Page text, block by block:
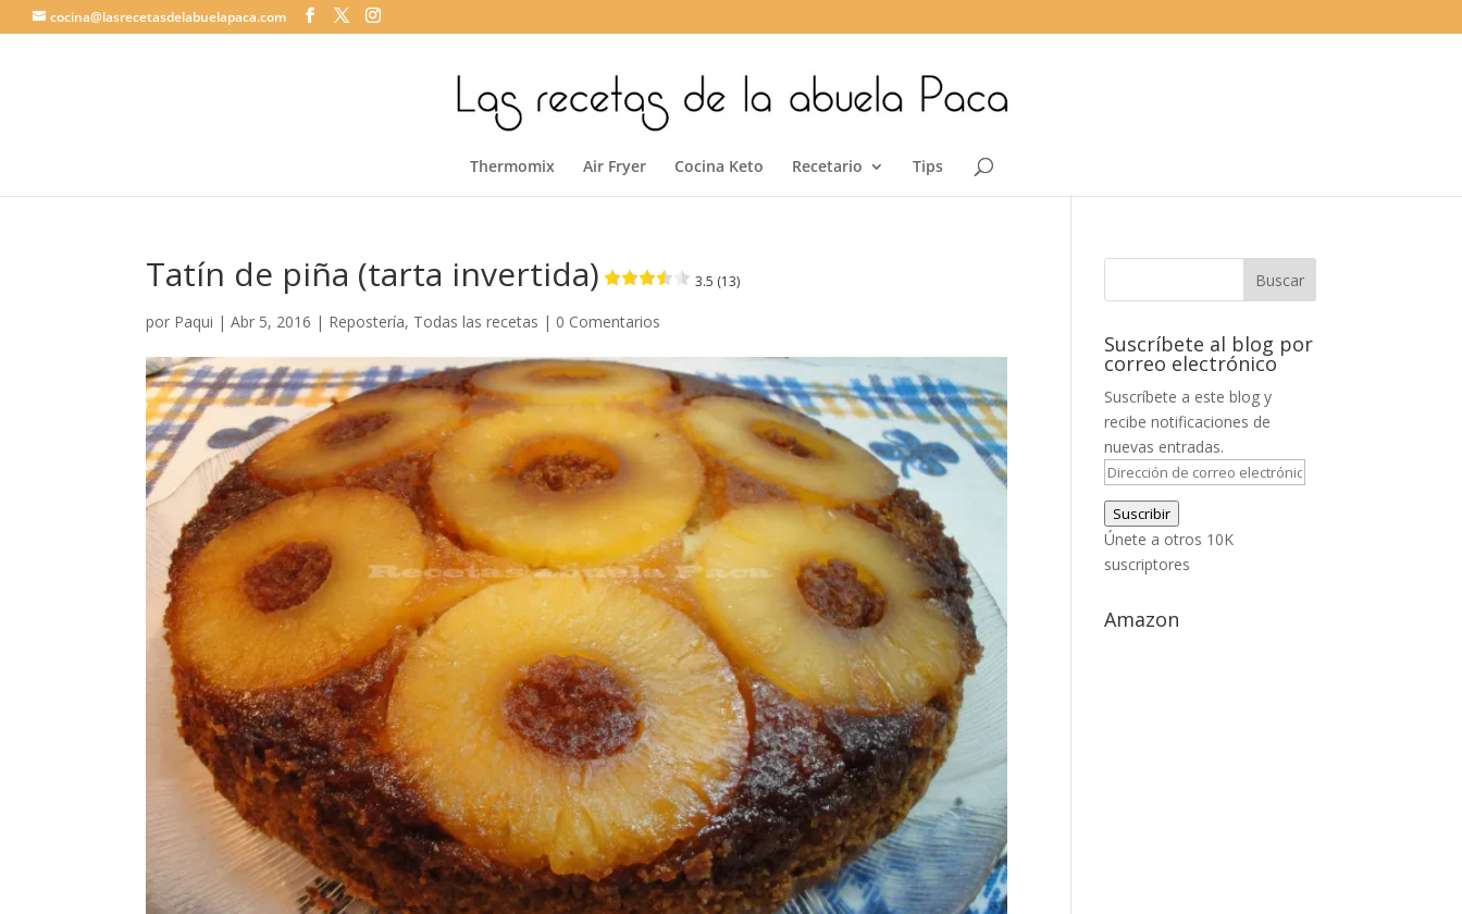
cocina@lasrecetasdelabuelapaca.com
Thermomix Air Fryer Cocina Keto Recetario Tips
Tatín de piña (tarta invertida) 3.5 (13)
por Paqui |Abr 5, 2016 | Repostería, Todas las recetas | 0 Comentarios
Suscríbete al blog por
correo electrónico
Suscríbete a este blog y
recibe notificaciones de
nuevas entradas.
Dirección
de
correo
electrónico
Suscribir
Únete a otros 10K
suscriptores
Amazon